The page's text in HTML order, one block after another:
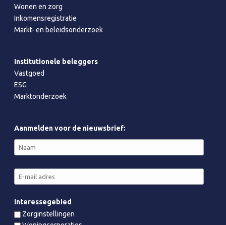
Wonen en zorg
Inkomensregistratie
Markt- en beleidsonderzoek
Institutionele beleggers
Vastgoed
ESG
Marktonderzoek
Aanmelden voor de nieuwsbrief:
Interessegebied
Zorginstellingen